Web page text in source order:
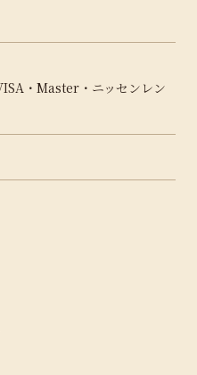
・Master・ニッセンレン